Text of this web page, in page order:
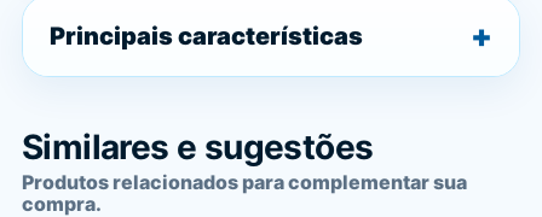
Principais características
Similares e sugestões
Produtos relacionados para complementar sua
compra.